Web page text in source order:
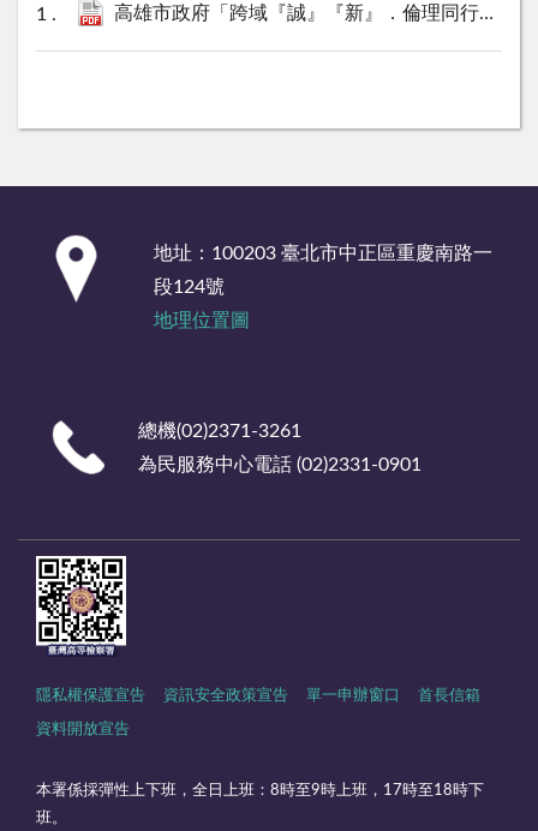
高雄市政府「跨域『誠』『新』．倫理同行」誠信手冊.pdf
地址：100203 臺北市中正區重慶南路一
段124號
地理位置圖
總機(02)2371-3261
為民服務中心電話 (02)2331-0901
隱私權保護宣告 資訊安全政策宣告 單一申辦窗口 首長信箱
資料開放宣告
本署係採彈性上下班，全日上班：8時至9時上班，17時至18時下
班。